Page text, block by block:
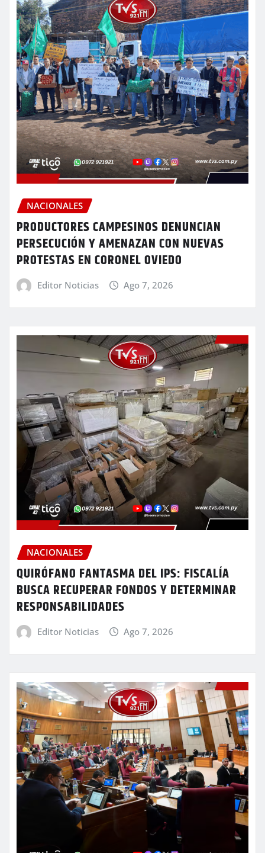
NACIONALES
PRODUCTORES CAMPESINOS DENUNCIAN
PERSECUCIÓN Y AMENAZAN CON NUEVAS
PROTESTAS EN CORONEL OVIEDO
Editor Noticias Ago 7, 2026
NACIONALES
QUIRÓFANO FANTASMA DEL IPS: FISCALÍA
BUSCA RECUPERAR FONDOS Y DETERMINAR
RESPONSABILIDADES
Editor Noticias Ago 7, 2026